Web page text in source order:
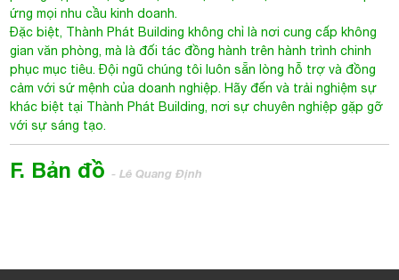
ứng mọi nhu cầu kinh doanh.
Đặc biệt, Thành Phát Building không chỉ là nơi cung cấp không
gian văn phòng, mà là đối tác đồng hành trên hành trình chinh
phục mục tiêu. Đội ngũ chúng tôi luôn sẵn lòng hỗ trợ và đồng
cảm với sứ mệnh của doanh nghiệp. Hãy đến và trải nghiệm sự
khác biệt tại Thành Phát Building, nơi sự chuyên nghiệp gặp gỡ
với sự sáng tạo.
F. Bản đồ- Lê Quang Định